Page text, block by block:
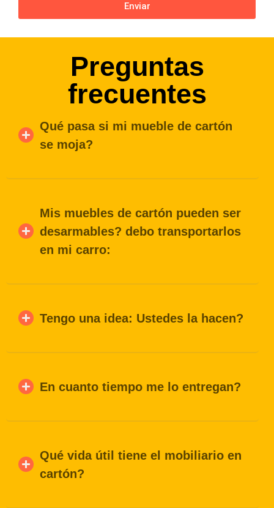
Enviar
Preguntas
frecuentes
Qué pasa si mi mueble de cartón
se moja?
Mis muebles de cartón pueden ser
desarmables? debo transportarlos
en mi carro:
Tengo una idea: Ustedes la hacen?
En cuanto tiempo me lo entregan?
Qué vida útil tiene el mobiliario en
cartón?